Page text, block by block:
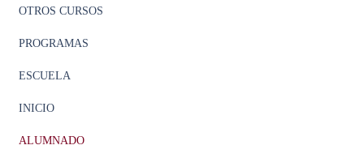
OTROS CURSOS
PROGRAMAS
ESCUELA
INICIO
ALUMNADO